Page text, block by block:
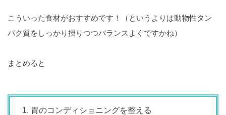
こういった食材がおすすめです！（というよりは動物性タン
パク質をしっかり摂りつつバランスよくですかね）
まとめると
胃のコンディショニングを整える